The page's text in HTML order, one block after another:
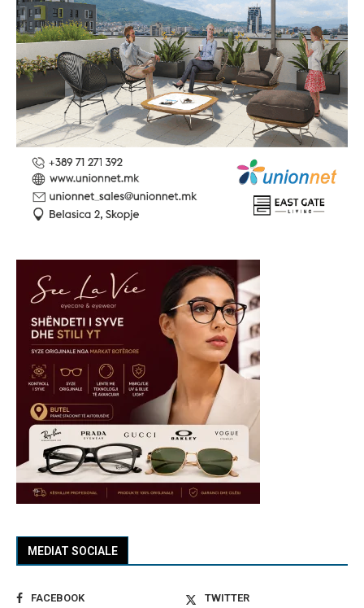
MEDIAT SOCIALE
FACEBOOK
TWITTER